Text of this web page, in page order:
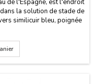
de l'Espagne, est l'endroit
la solution de stade de
similicuir bleu, poignée
meilleurs matériaux de
à l'eau froide.